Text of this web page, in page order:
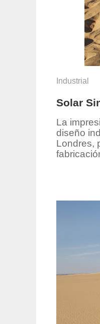
Industrial
Solar
La
diseño
Londres,